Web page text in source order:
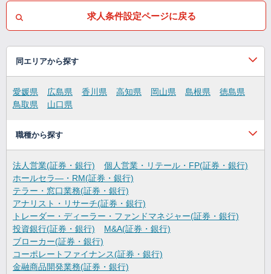
求人条件設定ページに戻る
同エリアから探す
愛媛県 広島県 香川県 高知県 岡山県 島根県
徳島県
鳥取県
山口県
職種から探す
法人営業(証券・銀行)
個人営業・リテール・FP(証券・銀行)
ホールセラ―・RM(証券・銀行)
テラー・窓口業務(証券・銀行)
アナリスト・リサーチ(証券・銀行)
トレーダー・ディーラー・ファンドマネジャー(証券・銀行)
投資銀行(証券・銀行)
M&A(証券・銀行)
ブローカー(証券・銀行)
コーポレートファイナンス(証券・銀行)
金融商品開発業務(証券・銀行)